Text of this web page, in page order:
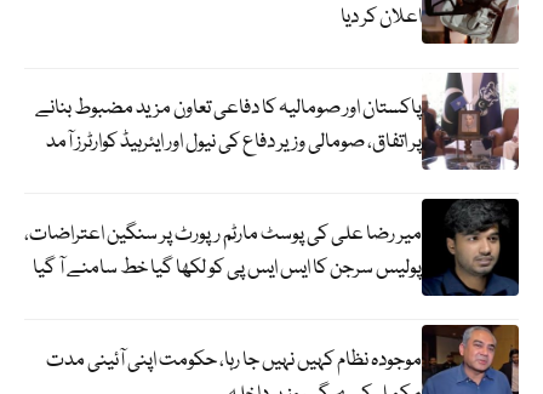
اعلان کر دیا
پاکستان اور صومالیہ کا دفاعی تعاون مزید مضبوط بنانے
پر اتفاق، صومالی وزیر دفاع کی نیول اور ایئرہیڈ کوارٹرز آمد
میر رضا علی کی پوسٹ مارٹم رپورٹ پر سنگین اعتراضات،
پولیس سرجن کا ایس ایس پی کو لکھا گیا خط سامنے آ گیا
موجودہ نظام کہیں نہیں جا رہا، حکومت اپنی آئینی مدت